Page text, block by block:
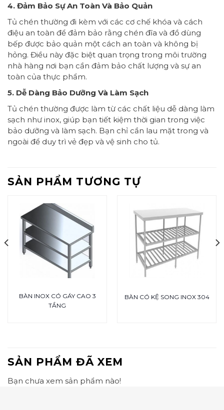
4. Đảm Bảo Sự An Toàn Và Bảo Quản
Tủ chén thường đi kèm với các cơ chế khóa và cách
điệu an toàn để đảm bảo rằng chén đĩa và đồ dùng
bếp được bảo quản một cách an toàn và không bị
hỏng. Điều này đặc biệt quan trọng trong môi trường
nhà hàng nơi bạn cần đảm bảo chất lượng và sự an
toàn của thực phẩm.
5. Dễ Dàng Bảo Dưỡng Và Làm Sạch
Tủ chén thường được làm từ các chất liệu dễ dàng làm
sạch như inox, giúp bạn tiết kiệm thời gian trong việc
bảo dưỡng và làm sạch. Bạn chỉ cần lau mặt trong và
ngoài để duy trì vẻ đẹp và vệ sinh cho tủ.
SẢN PHẨM TƯƠNG TỰ
BÀN INOX CÓ GÁY CAO 3
TẦNG
BÀN CÓ KỆ SONG INOX 304
SẢN PHẨM ĐÃ XEM
Bạn chưa xem sản phẩm nào!